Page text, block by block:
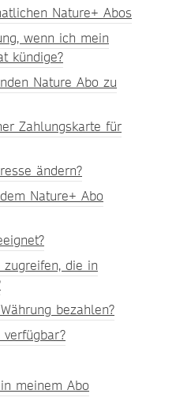
Nature+ Abos
wenn ich mein
kündige?
Nature Abo zu
Zahlungskarte für
ändern?
Nature+ Abo
die in
bezahlen?
meinem Abo